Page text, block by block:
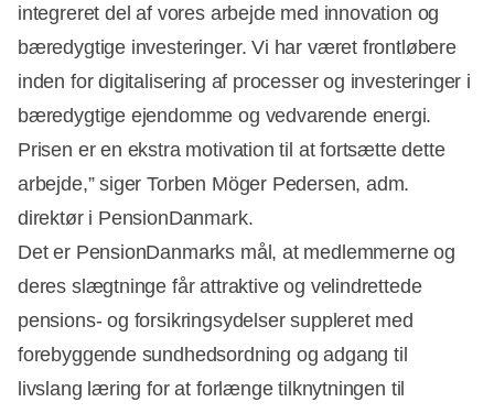
integreret del af vores arbejde med innovation og
bæredygtige investeringer. Vi har været frontløbere
inden for digitalisering af processer og investeringer i
bæredygtige ejendomme og vedvarende energi.
Prisen er en ekstra motivation til at fortsætte dette
arbejde,” siger Torben Möger Pedersen, adm.
direktør i PensionDanmark.
Det er PensionDanmarks mål, at medlemmerne og
deres slægtninge får attraktive og velindrettede
pensions- og forsikringsydelser suppleret med
forebyggende sundhedsordning og adgang til
livslang læring for at forlænge tilknytningen til